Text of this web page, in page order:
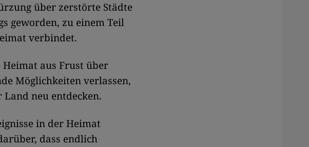
über zerstörte Städte
geworden, zu einem Teil
verbindet.
aus Frust über
Möglichkeiten verlassen,
neu entdecken.
in der Heimat
dass endlich